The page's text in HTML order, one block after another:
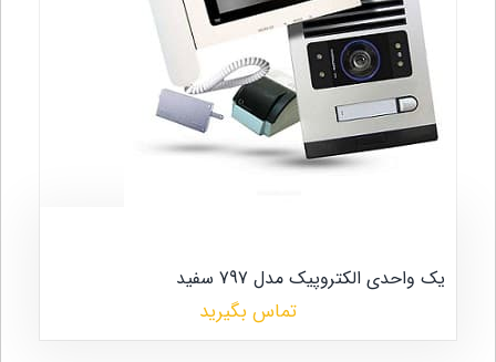
یک واحدی الکتروپیک مدل 797 سفید
تماس بگیرید